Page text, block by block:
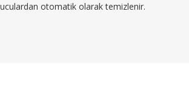
otomatik olarak temizlenir.